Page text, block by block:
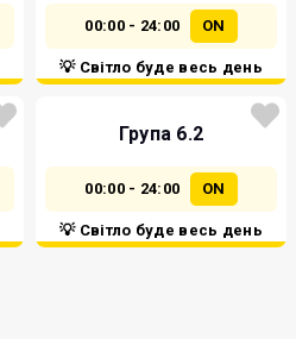
00:00 - 24:00 ON
💡 Світло буде весь день
Група 6.2
00:00 - 24:00 ON
💡 Світло буде весь день